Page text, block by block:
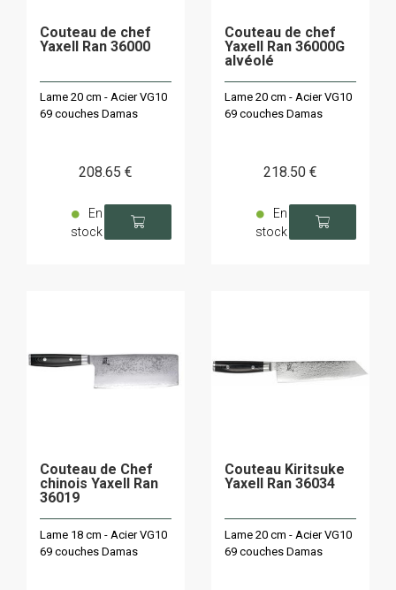
Couteau de chef
Yaxell Ran 36000
Lame 20 cm - Acier VG10
69 couches Damas
208.65 €
En
stock
Couteau de chef
Yaxell Ran 36000G
alvéolé
Lame 20 cm - Acier VG10
69 couches Damas
218.50 €
En
stock
Couteau de Chef
chinois Yaxell Ran
36019
Lame 18 cm - Acier VG10
69 couches Damas
Couteau Kiritsuke
Yaxell Ran 36034
Lame 20 cm - Acier VG10
69 couches Damas